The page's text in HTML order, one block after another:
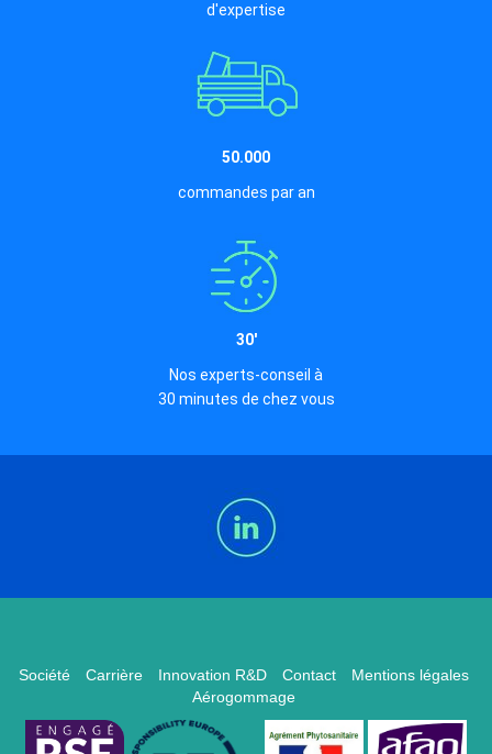
d'expertise
50.000
commandes par an
30'
Nos experts-conseil à
30 minutes de chez vous
Société Carrière Innovation R&D Contact
Mentions légales
Aérogommage